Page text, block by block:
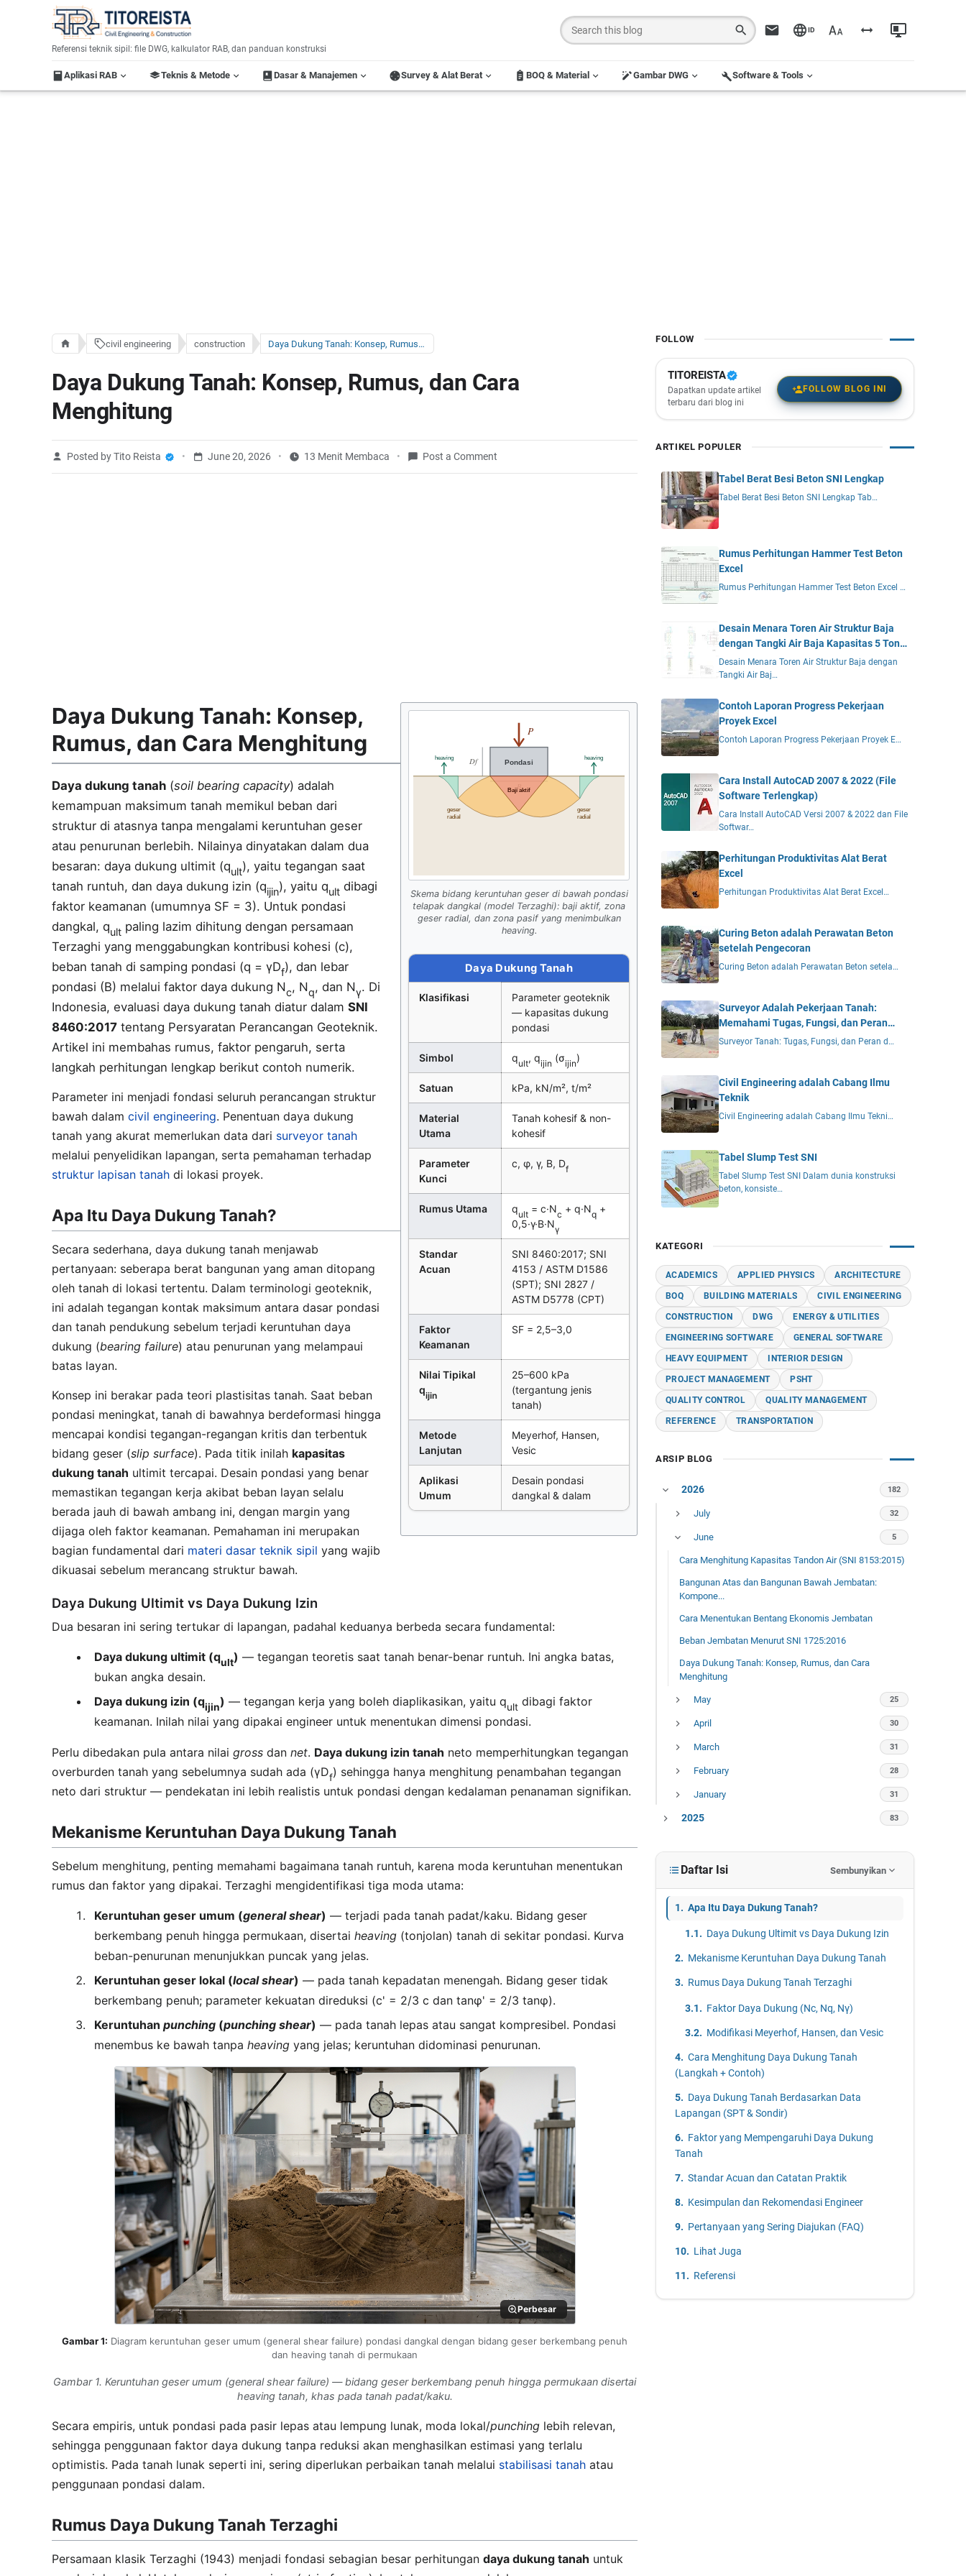
Referensi teknik sipil: file DWG, kalkulator RAB, dan panduan konstruksi
ID
Aplikasi RAB Teknis & Metode Dasar & Manajemen Survey & Alat Berat BOQ & Material Gambar DWG Software & Tools
Home
civil engineering construction Daya Dukung Tanah: Konsep, Rumus, dan Cara Menghitung
Daya Dukung Tanah: Konsep, Rumus, dan Cara
Menghitung
Posted by Tito Reista June 20, 2026 13 Menit Membaca Post a Comment
P
Pondasi
Df
B
Baji aktif
geser
radial
geser
radial
heaving heaving
Skema bidang keruntuhan geser di bawah pondasi
telapak dangkal (model Terzaghi): baji aktif, zona
geser radial, dan zona pasif yang menimbulkan
heaving.
Daya Dukung Tanah
Klasifikasi
Parameter geoteknik
— kapasitas dukung
pondasi
Simbol qult, qijin (σijin)
Satuan kPa, kN/m², t/m²
Material
Utama
Tanah kohesif & non-
kohesif
Parameter
Kunci
c, φ, γ, B, Df
Rumus Utama qult = c·Nc + q·Nq +
0,5·γ·B·Nγ
Standar
Acuan
SNI 8460:2017; SNI
4153 / ASTM D1586
(SPT); SNI 2827 /
ASTM D5778 (CPT)
Faktor
Keamanan
SF = 2,5–3,0
Nilai Tipikal
qijin
25–600 kPa
(tergantung jenis
tanah)
Metode
Lanjutan
Meyerhof, Hansen,
Vesic
Aplikasi
Umum
Desain pondasi
dangkal & dalam
Daya Dukung Tanah: Konsep,
Rumus, dan Cara Menghitung
Daya dukung tanah (soil bearing capacity) adalah
kemampuan maksimum tanah memikul beban dari
struktur di atasnya tanpa mengalami keruntuhan geser
atau penurunan berlebih. Nilainya dinyatakan dalam dua
besaran: daya dukung ultimit (qult), yaitu tegangan saat
tanah runtuh, dan daya dukung izin (qijin), yaitu qult dibagi
faktor keamanan (umumnya SF = 3). Untuk pondasi
dangkal, qult paling lazim dihitung dengan persamaan
Terzaghi yang menggabungkan kontribusi kohesi (c),
beban tanah di samping pondasi (q = γDf), dan lebar
pondasi (B) melalui faktor daya dukung Nc, Nq, dan Nγ. Di
Indonesia, evaluasi daya dukung tanah diatur dalam SNI
8460:2017 tentang Persyaratan Perancangan Geoteknik.
Artikel ini membahas rumus, faktor pengaruh, serta
langkah perhitungan lengkap berikut contoh numerik.
Parameter ini menjadi fondasi seluruh perancangan struktur
bawah dalam civil engineering. Penentuan daya dukung
tanah yang akurat memerlukan data dari surveyor tanah
melalui penyelidikan lapangan, serta pemahaman terhadap
struktur lapisan tanah di lokasi proyek.
Apa Itu Daya Dukung Tanah?
Secara sederhana, daya dukung tanah menjawab
pertanyaan: seberapa berat bangunan yang aman ditopang
oleh tanah di lokasi tertentu. Dalam terminologi geoteknik,
ini adalah tegangan kontak maksimum antara dasar pondasi
dan tanah pendukung sebelum terjadi keruntuhan daya
dukung (bearing failure) atau penurunan yang melampaui
batas layan.
Konsep ini berakar pada teori plastisitas tanah. Saat beban
pondasi meningkat, tanah di bawahnya berdeformasi hingga
mencapai kondisi tegangan-regangan kritis dan terbentuk
bidang geser (slip surface). Pada titik inilah kapasitas
dukung tanah ultimit tercapai. Desain pondasi yang benar
memastikan tegangan kerja akibat beban layan selalu
berada jauh di bawah ambang ini, dengan margin yang
dijaga oleh faktor keamanan. Pemahaman ini merupakan
bagian fundamental dari materi dasar teknik sipil yang wajib
dikuasai sebelum merancang struktur bawah.
Daya Dukung Ultimit vs Daya Dukung Izin
Dua besaran ini sering tertukar di lapangan, padahal keduanya berbeda secara fundamental:
Daya dukung ultimit (qult) — tegangan teoretis saat tanah benar-benar runtuh. Ini angka batas,
bukan angka desain.
Daya dukung izin (qijin) — tegangan kerja yang boleh diaplikasikan, yaitu qultdibagi faktor
keamanan. Inilah nilai yang dipakai engineer untuk menentukan dimensi pondasi.
Perlu dibedakan pula antara nilai gross dan net. Daya dukung izin tanah neto memperhitungkan tegangan
overburden tanah yang sebelumnya sudah ada (γDf) sehingga hanya menghitung penambahan tegangan
neto dari struktur — pendekatan ini lebih realistis untuk pondasi dengan kedalaman penanaman signifikan.
Mekanisme Keruntuhan Daya Dukung Tanah
Sebelum menghitung, penting memahami bagaimana tanah runtuh, karena moda keruntuhan menentukan
rumus dan faktor yang dipakai. Terzaghi mengidentifikasi tiga moda utama:
Keruntuhan geser umum (general shear) — terjadi pada tanah padat/kaku. Bidang geser
berkembang penuh hingga permukaan, disertai heaving(tonjolan) tanah di sekitar pondasi. Kurva
beban-penurunan menunjukkan puncak yang jelas.
Keruntuhan geser lokal (local shear) — pada tanah kepadatan menengah. Bidang geser tidak
berkembang penuh; parameter kekuatan direduksi (c' = 2/3 c dan tanφ' = 2/3 tanφ).
Keruntuhan punching(punching shear) — pada tanah lepas atau sangat kompresibel. Pondasi
menembus ke bawah tanpa heavingyang jelas; keruntuhan didominasi penurunan.
Perbesar
Gambar 1: Diagram keruntuhan geser umum (general shear failure) pondasi dangkal dengan bidang geser berkembang penuh
dan heaving tanah di permukaan
Gambar 1. Keruntuhan geser umum (general shear failure) — bidang geser berkembang penuh hingga permukaan disertai
heavingtanah, khas pada tanah padat/kaku.
Secara empiris, untuk pondasi pada pasir lepas atau lempung lunak, moda lokal/punching lebih relevan,
sehingga penggunaan faktor daya dukung tanpa reduksi akan menghasilkan estimasi yang terlalu
optimistis. Pada tanah lunak seperti ini, sering diperlukan perbaikan tanah melalui stabilisasi tanah atau
penggunaan pondasi dalam.
Rumus Daya Dukung Tanah Terzaghi
Persamaan klasik Terzaghi (1943) menjadi fondasi sebagian besar perhitungan daya dukung tanah untuk
FOLLOW
TITOREISTA
Dapatkan update artikel
terbaru dari blog ini
FOLLOW BLOG INI
ARTIKEL POPULER
Tabel Berat Besi Beton SNI Lengkap
Tabel Berat Besi Beton SNI Lengkap Tab…
Rumus Perhitungan Hammer Test Beton
Excel
Rumus Perhitungan Hammer Test Beton Excel …
Desain Menara Toren Air Struktur Baja
dengan Tangki Air Baja Kapasitas 5 Ton
DWG
Desain Menara Toren Air Struktur Baja dengan
Tangki Air Baj…
Contoh Laporan Progress Pekerjaan
Proyek Excel
Contoh Laporan Progress Pekerjaan Proyek E…
Cara Install AutoCAD 2007 & 2022 (File
Software Terlengkap)
Cara Install AutoCAD Versi 2007 & 2022 dan File
Softwar…
Perhitungan Produktivitas Alat Berat
Excel
Perhitungan Produktivitas Alat Berat Excel…
Curing Beton adalah Perawatan Beton
setelah Pengecoran
Curing Beton adalah Perawatan Beton setela…
Surveyor Adalah Pekerjaan Tanah:
Memahami Tugas, Fungsi, dan Peran
Vital dalam Proyek Konstruksi
Surveyor Tanah: Tugas, Fungsi, dan Peran d…
Civil Engineering adalah Cabang Ilmu
Teknik
Civil Engineering adalah Cabang Ilmu Tekni…
Tabel Slump Test SNI
Tabel Slump Test SNI Dalam dunia konstruksi
beton, konsiste…
KATEGORI
ACADEMICS APPLIED PHYSICS ARCHITECTURE
BOQ BUILDING MATERIALS CIVIL ENGINEERING
CONSTRUCTION DWG ENERGY & UTILITIES
ENGINEERING SOFTWARE GENERAL SOFTWARE
HEAVY EQUIPMENT INTERIOR DESIGN
PROJECT MANAGEMENT PSHT
QUALITY CONTROL QUALITY MANAGEMENT
REFERENCE TRANSPORTATION
ARSIP BLOG
2026 182
July 32
June 5
Cara Menghitung Kapasitas Tandon Air (SNI 8153:2015)
Bangunan Atas dan Bangunan Bawah Jembatan:
Kompone...
Cara Menentukan Bentang Ekonomis Jembatan
Beban Jembatan Menurut SNI 1725:2016
Daya Dukung Tanah: Konsep, Rumus, dan Cara
Menghitung
May 25
April 30
March 31
February 28
January 31
2025 83
October
September 2
August
July
June
May
Daftar Isi Sembunyikan
Apa Itu Daya Dukung Tanah?
Daya Dukung Ultimit vs Daya Dukung Izin
Mekanisme Keruntuhan Daya Dukung Tanah
Rumus Daya Dukung Tanah Terzaghi
Faktor Daya Dukung (Nc, Nq, Nγ)
Modifikasi Meyerhof, Hansen, dan Vesic
Cara Menghitung Daya Dukung Tanah
(Langkah + Contoh)
Daya Dukung Tanah Berdasarkan Data
Lapangan (SPT & Sondir)
Faktor yang Mempengaruhi Daya Dukung
Tanah
Standar Acuan dan Catatan Praktik
Kesimpulan dan Rekomendasi Engineer
Pertanyaan yang Sering Diajukan (FAQ)
Lihat Juga
Referensi